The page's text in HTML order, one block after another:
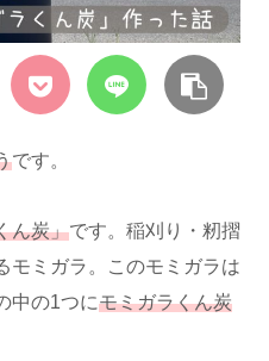
です。
ん炭」です。稲刈り・籾摺
モミガラ。このモミガラは
中の1つにモミガラくん炭